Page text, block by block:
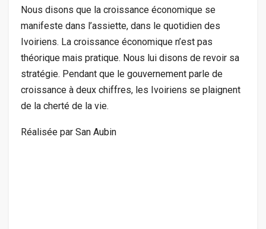
Nous disons que la croissance économique se
manifeste dans l’assiette, dans le quotidien des
Ivoiriens. La croissance économique n’est pas
théorique mais pratique. Nous lui disons de revoir sa
stratégie. Pendant que le gouvernement parle de
croissance à deux chiffres, les Ivoiriens se plaignent
de la cherté de la vie.
Réalisée par San Aubin